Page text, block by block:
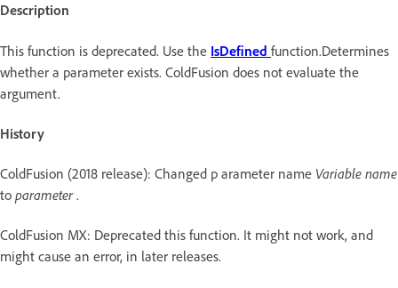
Description
This function is deprecated. Use the IsDefined function.Determines
whether a parameter exists. ColdFusion does not evaluate the
argument.
History
ColdFusion (2018 release): Changed p arameter name Variable name
to parameter.
ColdFusion MX: Deprecated this function. It might not work, and
might cause an error, in later releases.